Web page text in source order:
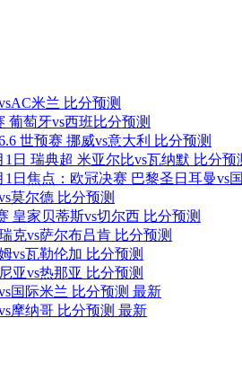
米兰 比分预测
葡萄牙vs西班比分预测
世预赛 挪威vs意大利 比分预测
日 瑞典超 米亚尔比vs瓦纳默 比分预
1日焦点：欧冠决赛 巴黎圣日耳曼vs
莫尔德 比分预测
皇家贝蒂斯vs切尔西 比分预测
克vs萨尔布吕肯 比分预测
vs瓦勒伦加 比分预测
亚vs热那亚 比分预测
国际米兰 比分预测 最新
摩纳哥 比分预测 最新